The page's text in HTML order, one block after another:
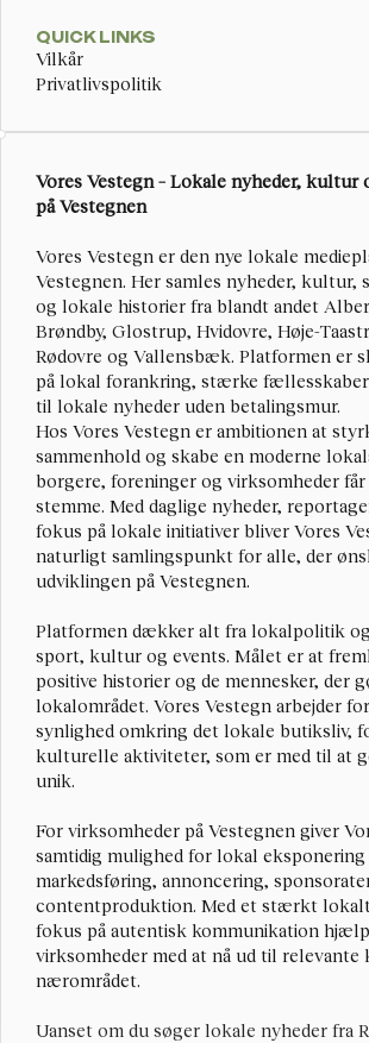
QUICK LINKS
Vilkår
Privatlivspolitik
Vores Vestegn – Lokale nyheder,
på Vestegnen
Vores Vestegn er den nye lokale
Vestegnen. Her samles nyheder, kultur,
og lokale historier fra blandt andet
Brøndby, Glostrup, Hvidovre, Høje-
Rødovre og Vallensbæk. Platformen er
på lokal forankring, stærke fællesskaber
til lokale nyheder uden betalingsmur.
Hos Vores Vestegn er ambitionen at
sammenhold og skabe en moderne
borgere, foreninger og virksomheder
stemme. Med daglige nyheder,
fokus på lokale initiativer bliver Vores
naturligt samlingspunkt for alle, der
udviklingen på Vestegnen.
Platformen dækker alt fra lokalpolitik
sport, kultur og events. Målet er at
positive historier og de mennesker, der
lokalområdet. Vores Vestegn arbejder
synlighed omkring det lokale butiksliv,
kulturelle aktiviteter, som er med til at
unik.
For virksomheder på Vestegnen giver
samtidig mulighed for lokal eksponering
markedsføring, annoncering,
contentproduktion. Med et stærkt
fokus på autentisk kommunikation
virksomheder med at nå ud til relevante
nærområdet.
Uanset om du søger lokale nyheder fra